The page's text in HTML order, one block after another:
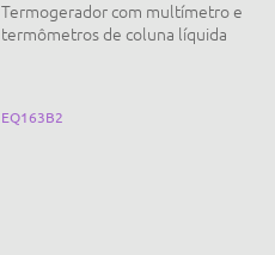
Termogerador com multímetro e
termômetros de coluna líquida
EQ163B2